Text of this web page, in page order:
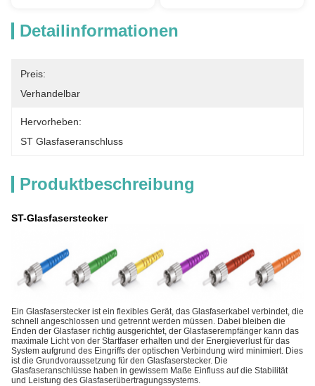
Detailinformationen
Preis:
Verhandelbar
Hervorheben:
ST Glasfaseranschluss
Produktbeschreibung
ST-Glasfaserstecker
Ein Glasfaserstecker ist ein flexibles Gerät, das Glasfaserkabel verbindet, die
schnell angeschlossen und getrennt werden müssen. Dabei bleiben die
Enden der Glasfaser richtig ausgerichtet, der Glasfaserempfänger kann das
maximale Licht von der Startfaser erhalten und der Energieverlust für das
System aufgrund des Eingriffs der optischen Verbindung wird minimiert. Dies
ist die Grundvoraussetzung für den Glasfaserstecker. Die
Glasfaseranschlüsse haben in gewissem Maße Einfluss auf die Stabilität
und Leistung des Glasfaserübertragungssystems.